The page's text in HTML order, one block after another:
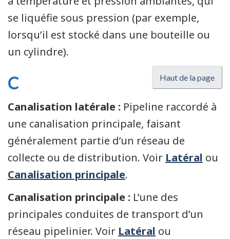
se liquéfie sous pression (par exemple,
lorsqu’il est stocké dans une bouteille ou
un cylindre).
Haut de la page
C
Canalisation latérale : Pipeline raccordé à
une canalisation principale, faisant
généralement partie d’un réseau de
collecte ou de distribution. Voir Latéral ou
Canalisation principale.
Canalisation principale : L’une des
principales conduites de transport d’un
réseau pipelinier. Voir Latéral ou